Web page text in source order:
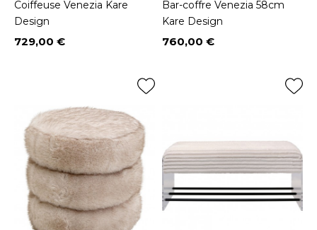
Coiffeuse Venezia Kare
Design
Prix
729,00 €
Bar-coffre Venezia 58cm
Kare Design
Prix
760,00 €